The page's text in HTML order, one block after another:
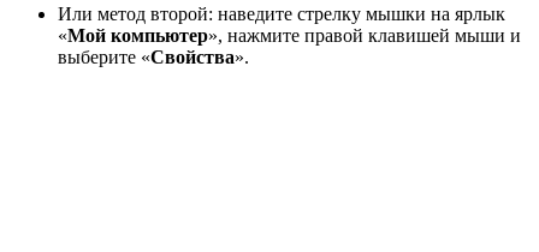
Или метод второй: наведите стрелку мышки на ярлык
«Мой компьютер», нажмите правой клавишей мыши и
выберите «Свойства».